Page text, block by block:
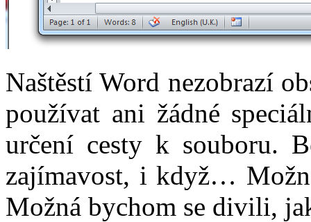
Naštěstí Word nezobrazí
používat ani žádné
určení cesty k souboru.
zajímavost, i když…
Možná bychom se divili,